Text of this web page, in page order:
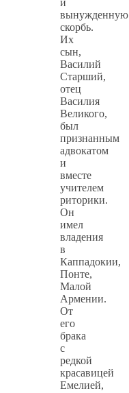
вынужденную
скорбь.
Их
сын,
Василий
Старший,
отец
Василия
Великого,
был
признанным
адвокатом
и
вместе
учителем
риторики.
Он
имел
владения
в
Каппадокии,
Понте,
Малой
Армении.
От
его
брака
с
редкой
красавицей
Емелией,